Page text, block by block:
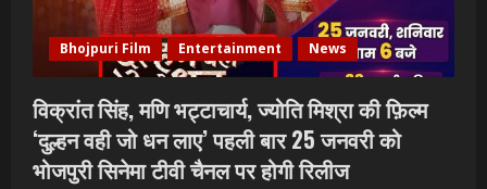
Bhojpuri Film Entertainment News
विक्रांत सिंह, मणि भट्टाचार्य, ज्योति मिश्रा की फ़िल्म
‘दुल्हन वही जो धन लाए’ पहली बार 25 जनवरी को
भोजपुरी सिनेमा टीवी चैनल पर होगी रिलीज